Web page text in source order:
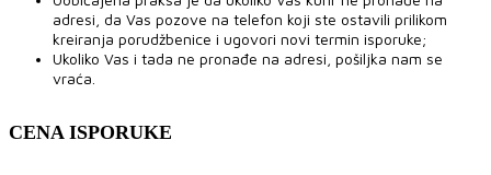
adresi, da Vas pozove na telefon koji ste ostavili prilikom
kreiranja porudžbenice i ugovori novi termin isporuke;
Ukoliko Vas i tada ne pronađe na adresi, pošiljka nam se
vraća.
CENA ISPORUKE